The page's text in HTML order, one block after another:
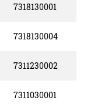
7318130001
7318130004
7311230002
7311030001